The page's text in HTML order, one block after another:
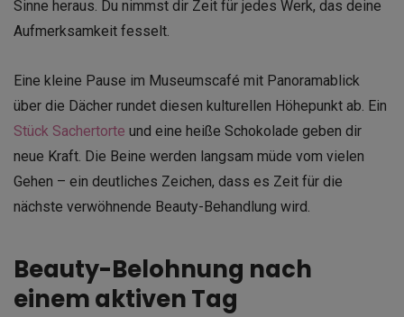
Sinne heraus. Du nimmst dir Zeit für jedes Werk, das deine
Aufmerksamkeit fesselt.
Eine kleine Pause im Museumscafé mit Panoramablick
über die Dächer rundet diesen kulturellen Höhepunkt ab. Ein
Stück Sachertorte und eine heiße Schokolade geben dir
neue Kraft. Die Beine werden langsam müde vom vielen
Gehen – ein deutliches Zeichen, dass es Zeit für die
nächste verwöhnende Beauty-Behandlung wird.
Beauty-Belohnung nach
einem aktiven Tag